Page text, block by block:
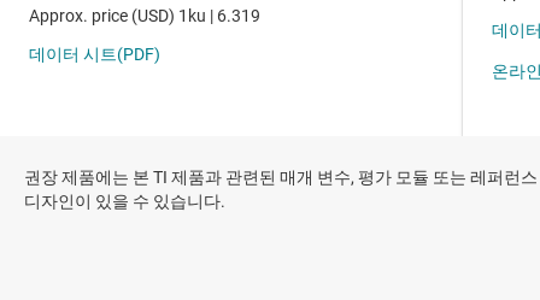
권장 제품에는 본 TI 제품과 관련된 매개 변수, 평가 모듈 또는 레퍼런스
디자인이 있을 수 있습니다.